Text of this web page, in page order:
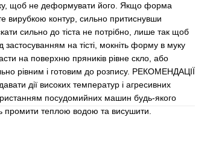
щоб не деформувати його. Якщо форма
вирубкою контур, сильно притиснувши
сильно до тіста не потрібно, лише так щоб
застосуванням на тісті, мокніть форму в муку
на поверхню пряників рівне скло, або
рівним і готовим до розпису. РЕКОМЕНДАЦІЇ
дії високих температур і агресивних
посудомийних машин будь-якого
промити теплою водою та висушити.